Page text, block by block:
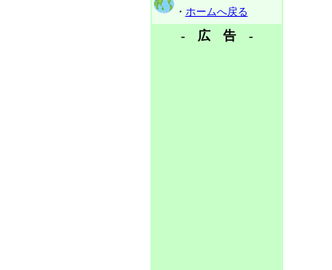
・ ホームへ戻る
- 広 告 -